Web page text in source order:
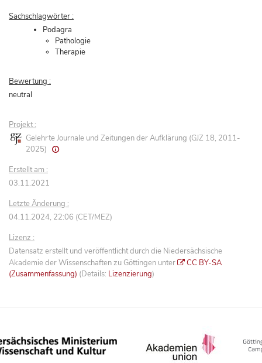
Sachschlagwörter :
Podagra
Pathologie
Therapie
Bewertung :
neutral
Projekt :
Gelehrte Journale und Zeitungen der Aufklärung (GJZ 18, 2011-
2025)
Erstellt am :
03.11.2021
Letzte Änderung :
04.11.2024, 22:06 (CET/MEZ)
Lizenz :
Datensatz erstellt und veröffentlicht durch die Niedersächsische
Akademie der Wissenschaften zu Göttingen unter
CC BY-SA
(Zusammenfassung) (Details: Lizenzierung)